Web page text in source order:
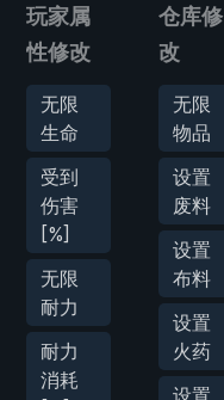
玩家属
性修改
无限
生命
受到
伤害
[%]
无限
耐力
耐力
消耗
仓库修
改
无限
物品
设置
废料
设置
布料
设置
火药
设置